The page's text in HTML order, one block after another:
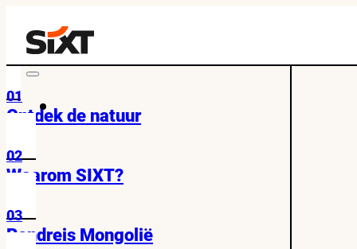
01
Ontdek de natuur
02
Waarom SIXT?
03
Rondreis Mongolië